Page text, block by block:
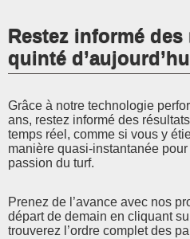
Restez informé
quinté
Grâce à notre technologie
ans, restez informé des
temps réel, comme si vous y
manière quasi-instantanée
passion du turf.
Prenez de l’avance avec nos
départ de demain en cliquant
trouverez l’ordre complet des